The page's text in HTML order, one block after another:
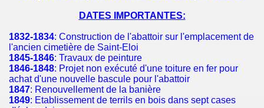
DATES IMPORTANTES:
1832-1834: Construction de l'abattoir sur l'emplacement de
l'ancien cimetière de Saint-Eloi
1845-1846: Travaux de peinture
1846-1848: Projet non exécuté d'une toiture en fer pour
achat d'une nouvelle bascule pour l'abattoir
1847: Renouvellement de la banière
1849: Etablissement de terrils en bois dans sept cases